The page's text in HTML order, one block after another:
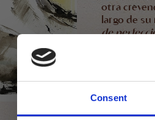
Consent
otra
largo de
de
El relato,
Barranco
Leticia